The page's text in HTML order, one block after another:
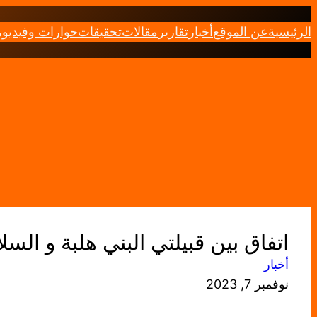
إلى
الرئيسيةعن الموقعأخبار تقارير مقالاتتحقيقاتحوارات
اتفاق بين قبيلتي البني هلبة و
أخبار
نوفمبر 7, 2023